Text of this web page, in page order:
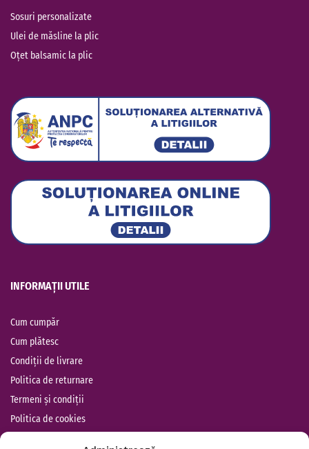
Sosuri personalizate
Ulei de măsline la plic
Oțet balsamic la plic
INFORMAȚII UTILE
Cum cumpăr
Cum plătesc
Condiții de livrare
Politica de returnare
Termeni și condiții
Politica de cookies